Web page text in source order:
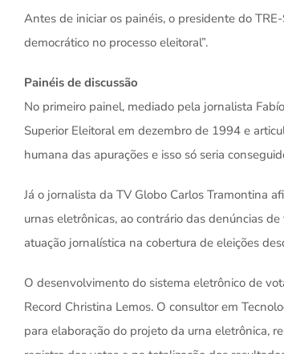
Antes de iniciar os painéis, o presidente do
democrático no processo eleitoral”.
Painéis de discussão
No primeiro painel, mediado pela jornalista
Superior Eleitoral em dezembro de 1994 e
humana das apurações e isso só seria
Já o jornalista da TV Globo Carlos Tramontina
urnas eletrônicas, ao contrário das denúncias
atuação jornalística na cobertura de eleições
O desenvolvimento do sistema eletrônico de
Record Christina Lemos. O consultor em
para elaboração do projeto da urna eletrônica,